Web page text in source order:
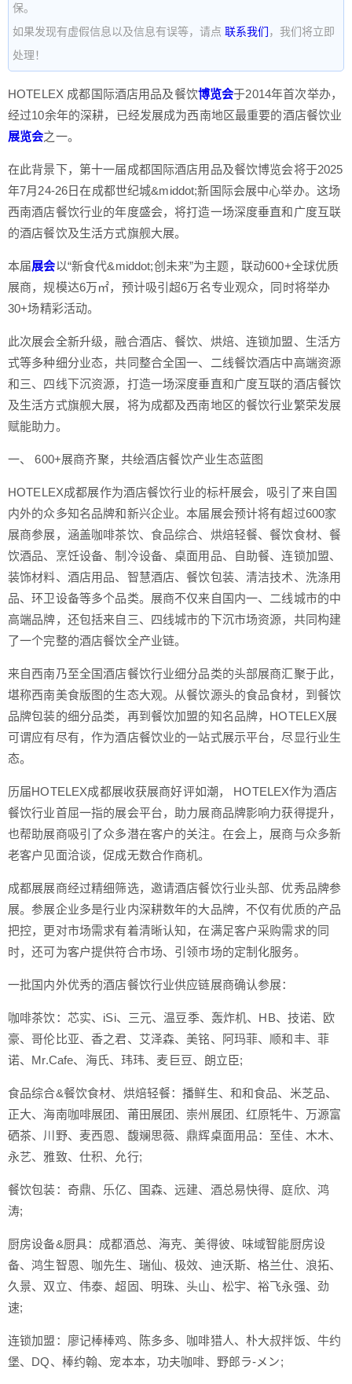
保。
如果发现有虚假信息以及信息有误等，请点 联系我们 ，我们将立即
处理！
HOTELEX 成都国际酒店用品及餐饮博览会于2014年首次举办，
经过10余年的深耕，已经发展成为西南地区最重要的酒店餐饮业
展览会之一。
在此背景下，第十一届成都国际酒店用品及餐饮博览会将于2025
年7月24-26日在成都世纪城&middot;新国际会展中心举办。这场
西南酒店餐饮行业的年度盛会，将打造一场深度垂直和广度互联
的酒店餐饮及生活方式旗舰大展。
本届展会以“新食代&middot;创未来”为主题，联动600+全球优质
展商，规模达6万㎡，预计吸引超6万名专业观众，同时将举办
30+场精彩活动。
此次展会全新升级，融合酒店、餐饮、烘焙、连锁加盟、生活方
式等多种细分业态，共同整合全国一、二线餐饮酒店中高端资源
和三、四线下沉资源，打造一场深度垂直和广度互联的酒店餐饮
及生活方式旗舰大展，将为成都及西南地区的餐饮行业繁荣发展
赋能助力。
一、 600+展商齐聚，共绘酒店餐饮产业生态蓝图
HOTELEX成都展作为酒店餐饮行业的标杆展会，吸引了来自国
内外的众多知名品牌和新兴企业。本届展会预计将有超过600家
展商参展，涵盖咖啡茶饮、食品综合、烘焙轻餐、餐饮食材、餐
饮酒品、烹饪设备、制冷设备、桌面用品、自助餐、连锁加盟、
装饰材料、酒店用品、智慧酒店、餐饮包装、清洁技术、洗涤用
品、环卫设备等多个品类。展商不仅来自国内一、二线城市的中
高端品牌，还包括来自三、四线城市的下沉市场资源，共同构建
了一个完整的酒店餐饮全产业链。
来自西南乃至全国酒店餐饮行业细分品类的头部展商汇聚于此，
堪称西南美食版图的生态大观。从餐饮源头的食品食材，到餐饮
品牌包装的细分品类，再到餐饮加盟的知名品牌，HOTELEX展
可谓应有尽有，作为酒店餐饮业的一站式展示平台，尽显行业生
态。
历届HOTELEX成都展收获展商好评如潮， HOTELEX作为酒店
餐饮行业首屈一指的展会平台，助力展商品牌影响力获得提升，
也帮助展商吸引了众多潜在客户的关注。在会上，展商与众多新
老客户见面洽谈，促成无数合作商机。
成都展展商经过精细筛选，邀请酒店餐饮行业头部、优秀品牌参
展。参展企业多是行业内深耕数年的大品牌，不仅有优质的产品
把控，更对市场需求有着清晰认知，在满足客户采购需求的同
时，还可为客户提供符合市场、引领市场的定制化服务。
一批国内外优秀的酒店餐饮行业供应链展商确认参展：
咖啡茶饮：芯实、iSi、三元、温豆季、轰炸机、HB、技诺、欧
豪、哥伦比亚、香之君、艾泽森、美铭、阿玛菲、顺和丰、菲
诺、Mr.Cafe、海氏、玮玮、麦巨豆、朗立臣;
食品综合&餐饮食材、烘焙轻餐：播鲜生、和和食品、米芝品、
正大、海南咖啡展团、莆田展团、崇州展团、红原牦牛、万源富
硒茶、川野、麦西恩、馥斓思薇、鼎辉桌面用品：至佳、木木、
永艺、雅致、仕积、允行;
餐饮包装：奇鼎、乐亿、国森、远建、酒总易快得、庭欣、鸿
涛;
厨房设备&厨具：成都酒总、海克、美得彼、味域智能厨房设
备、鸿生智恩、咖先生、瑞仙、极效、迪沃斯、格兰仕、浪拓、
久景、双立、伟泰、超固、明珠、头山、松宇、裕飞永强、劲
速;
连锁加盟：廖记棒棒鸡、陈多多、咖啡猎人、朴大叔拌饭、牛约
堡、DQ、棒约翰、宠本本，功夫咖啡、野郎ラ-メン;